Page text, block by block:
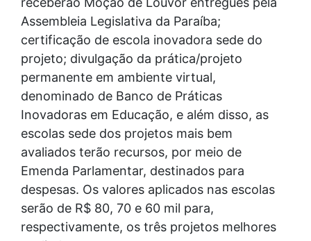
Assembleia Legislativa da Paraíba;
certificação de escola inovadora sede do
projeto; divulgação da prática/projeto
permanente em ambiente virtual,
denominado de Banco de Práticas
Inovadoras em Educação, e além disso, as
escolas sede dos projetos mais bem
avaliados terão recursos, por meio de
Emenda Parlamentar, destinados para
despesas. Os valores aplicados nas escolas
serão de R$ 80, 70 e 60 mil para,
respectivamente, os três projetos melhores